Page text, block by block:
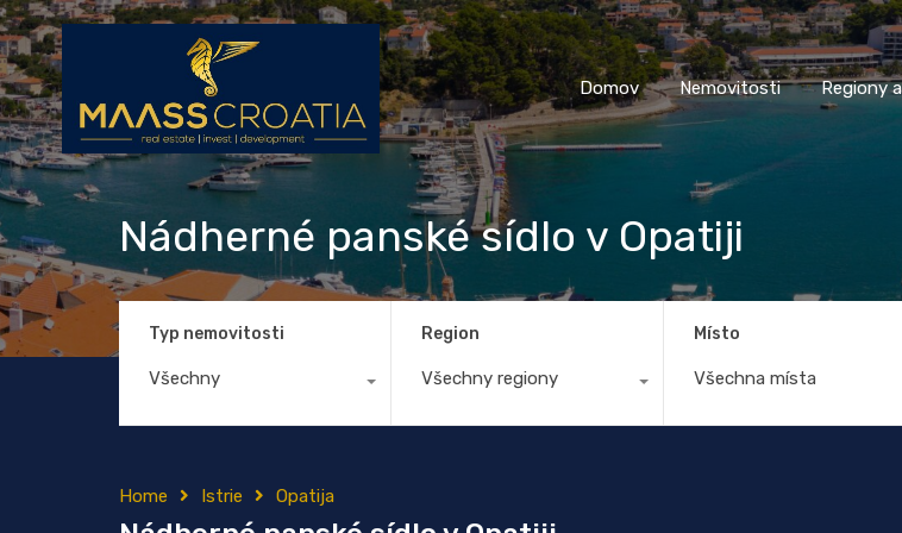
Domov Nemovitosti
Domov Nemovitosti Regiony
Nádherné panské sídlo v Opatiji
Typ nemovitosti
Všechny
Region
Všechny regiony
Místo
Všechna místa
Home Istrie Opatija